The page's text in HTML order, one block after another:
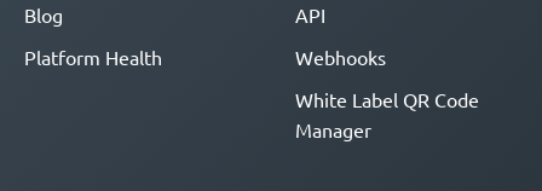
Blog
Platform Health
API
Webhooks
White Label QR Code
Manager